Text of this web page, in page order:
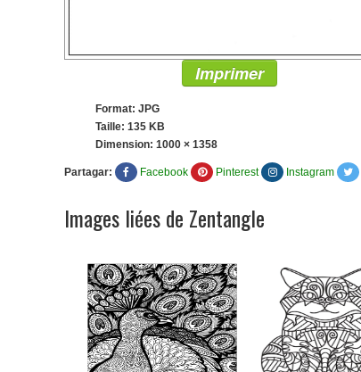
Imprimer
Format: JPG
Taille: 135 KB
Dimension: 1000 × 1358
Partagar: Facebook Pinterest Instagram
Images liées de Zentangle